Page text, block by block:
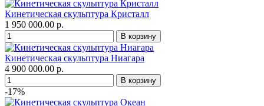
Кинетическая скульптура Кристалл
1 950 000.00 р.
Кинетическая скульптура Ниагара
4 900 000.00 р.
-17%